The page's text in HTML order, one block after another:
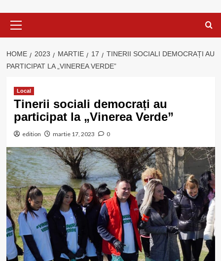
Menu
HOME 2023 MARTIE 17
TINERII SOCIALI DEMOCRAȚI AU
PARTICIPAT LA „VINEREA VERDE”
Local
Tinerii sociali democrați au
participat la „Vinerea Verde”
edition martie 17, 2023 0